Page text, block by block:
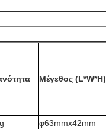
Μέγεθος (L*W*H)
φ63mmx42mm